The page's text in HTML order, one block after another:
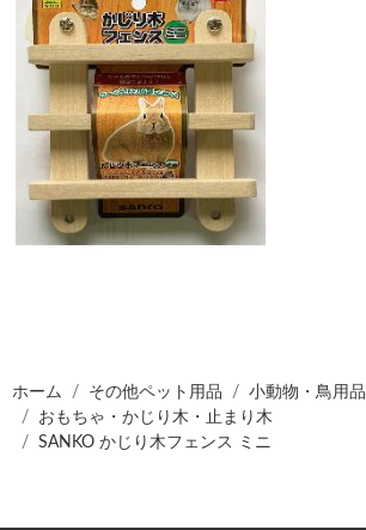
ホーム その他ペット用品
小動物・鳥用品
おもちゃ・かじり木・止まり木
SANKO かじり木フェンス ミニ